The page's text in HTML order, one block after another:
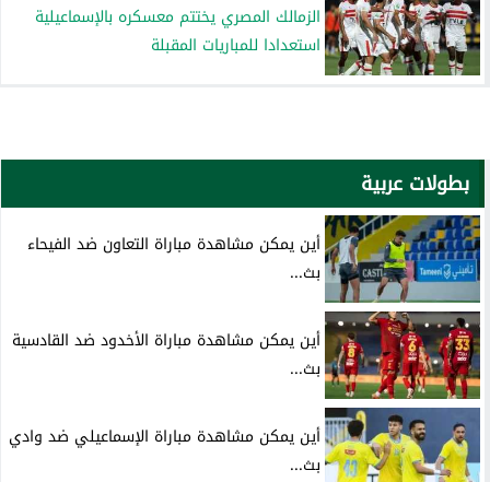
الزمالك المصري يختتم معسكره بالإسماعيلية
استعدادا للمباريات المقبلة
بطولات عربية
أين يمكن مشاهدة مباراة التعاون ضد الفيحاء
بث...
أين يمكن مشاهدة مباراة الأخدود ضد القادسية
بث...
أين يمكن مشاهدة مباراة الإسماعيلي ضد وادي
بث...